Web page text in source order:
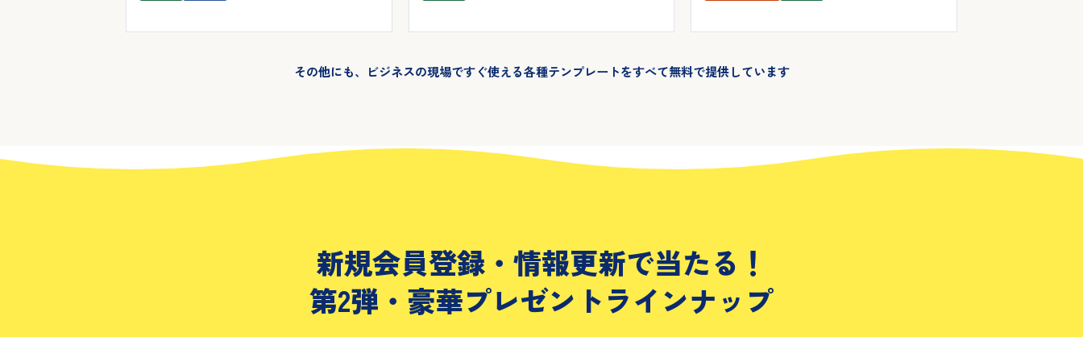
その他にも、ビジネスの現場ですぐ使える各種テンプレートをすべて無料で提供しています
新規会員登録・情報更新で当たる！
第2弾・豪華プレゼントラインナップ